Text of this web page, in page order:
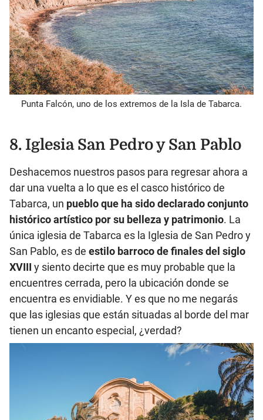
Punta Falcón, uno de los extremos de la Isla de Tabarca.
8. Iglesia San Pedro y San Pablo
Deshacemos nuestros pasos para regresar ahora a
dar una vuelta a lo que es el casco histórico de
Tabarca, un pueblo que ha sido declarado conjunto
histórico artístico por su belleza y patrimonio. La
única iglesia de Tabarca es la Iglesia de San Pedro y
San Pablo, es de estilo barroco de finales del siglo
XVIII y siento decirte que es muy probable que la
encuentres cerrada, pero la ubicación donde se
encuentra es envidiable. Y es que no me negarás
que las iglesias que están situadas al borde del mar
tienen un encanto especial, ¿verdad?